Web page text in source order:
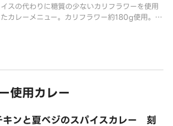
スの代わりに糖質の少ないカリフラワーを使用
たカレーメニュー。カリフラワー約180g使用。◎
使用カレー
キンと夏べジのスパイスカレー 刻